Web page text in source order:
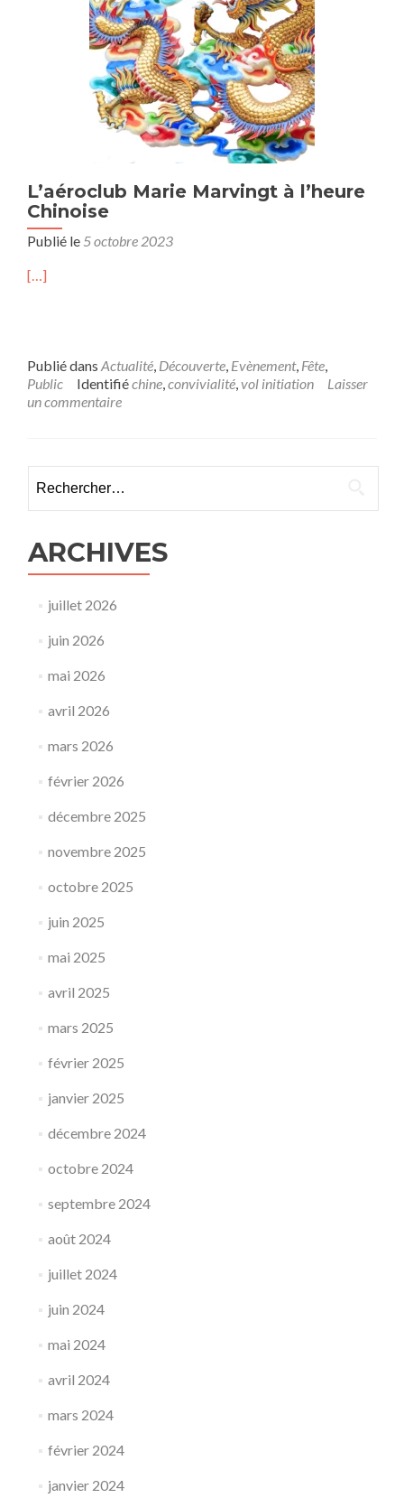
L’aéroclub Marie Marvingt à l’heure
Chinoise
Publié le 5 octobre 2023
[…]
Publié dans Actualité, Découverte, Evènement, Fête,
Public
Identifiéchine,convivialité,vol initiation
Laisser
un commentaire
ARCHIVES
juillet 2026
juin 2026
mai 2026
avril 2026
mars 2026
février 2026
décembre 2025
novembre 2025
octobre 2025
juin 2025
mai 2025
avril 2025
mars 2025
février 2025
janvier 2025
décembre 2024
octobre 2024
septembre 2024
août 2024
juillet 2024
juin 2024
mai 2024
avril 2024
mars 2024
février 2024
janvier 2024